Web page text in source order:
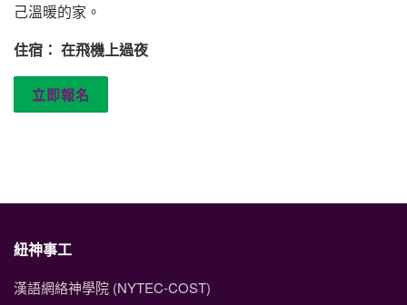
己溫暖的家。
住宿： 在飛機上過夜
立即報名
紐神事工
漢語網絡神學院 (NYTEC-COST)